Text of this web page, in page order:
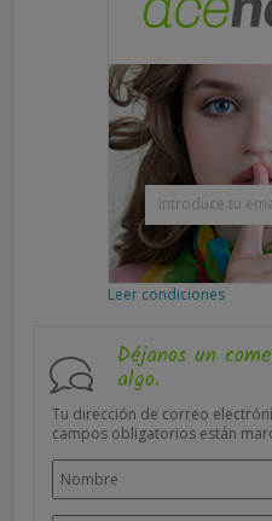
Leer condiciones
Déjanos un
algo.
Tu dirección de correo
campos obligatorios están